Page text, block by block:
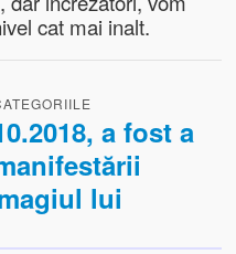
cat mai inalt.
a fost a
lui